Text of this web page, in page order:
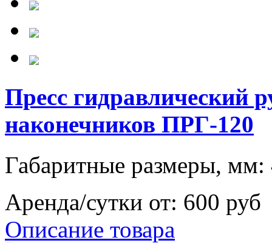
Пресс гидравлический
наконечников ПРГ-120
Габаритные размеры,
Аренда/сутки от: 600 руб
Описание товара